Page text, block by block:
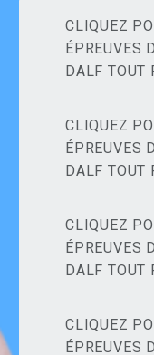
CLIQUEZ
ÉPREUVES
DALF TOUT
CLIQUEZ
ÉPREUVES
DALF TOUT
CLIQUEZ
ÉPREUVES
DALF TOUT
CLIQUEZ
ÉPREUVES